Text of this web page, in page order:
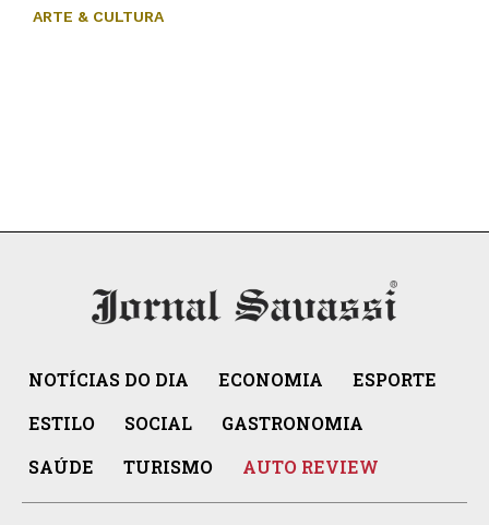
ARTE & CULTURA
NOTÍCIAS DO DIA ECONOMIA
ESPORTE
ESTILO
SOCIAL
GASTRONOMIA
SAÚDE
TURISMO AUTO REVIEW